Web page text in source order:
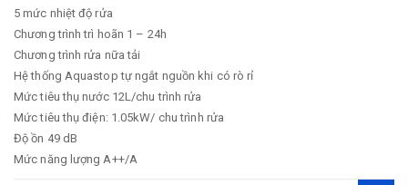
5 mức nhiệt độ rửa
Chương trình trì hoãn 1 – 24h
Chương trình rửa nữa tải
Hệ thống Aquastop tự ngắt nguồn khi có rò rỉ
Mức tiêu thụ nước 12L/chu trình rửa
Mức tiêu thụ điện: 1.05kW/ chu trình rửa
Độ ồn 49 dB
Mức năng lượng A++/A